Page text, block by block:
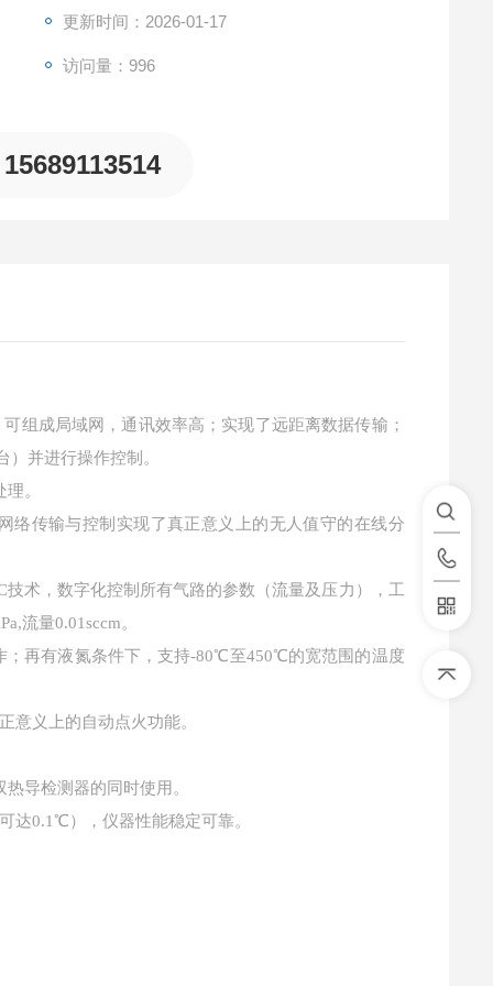
更新时间：2026-01-17
访问量：996
15689113514
组成局域网，通讯效率高；实现了远距离数据传输；
并进行操作控制。
。
络传输与控制实现了真正意义上的无人值守的在线分
技术，数字化控制所有气路的参数（流量及压力），工
流量0.01sccm。
再有液氮条件下，支持-80℃至450℃的宽范围的温度
意义上的自动点火功能。
导检测器的同时使用。
达0.1℃），仪器性能稳定可靠。